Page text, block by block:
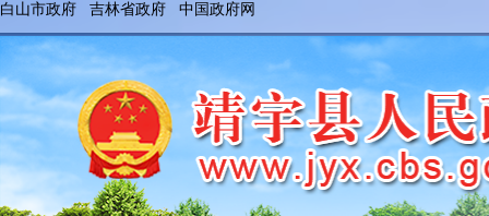
白山市政府 吉林省政府 中国政府网